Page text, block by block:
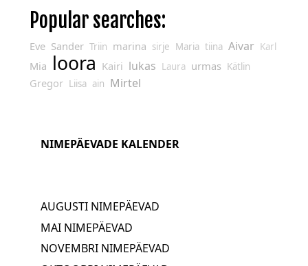
Popular searches:
Eve Sander Triin marina sirje Maria tiina Aivar Karl
Mia loora Kairi lukas Laura urmas Kätlin
Gregor Liisa ain Mirtel
NIMEPÄEVADE KALENDER
AUGUSTI NIMEPÄEVAD
MAI NIMEPÄEVAD
NOVEMBRI NIMEPÄEVAD